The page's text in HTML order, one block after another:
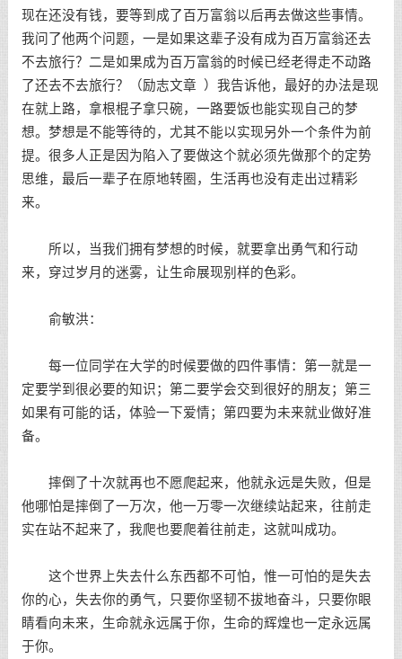
现在还没有钱，要等到成了百万富翁以后再去做这些事情。
我问了他两个问题，一是如果这辈子没有成为百万富翁还去
不去旅行？二是如果成为百万富翁的时候已经老得走不动路
了还去不去旅行？（励志文章
）我告诉他，最好的办法是现
在就上路，拿根棍子拿只碗，一路要饭也能实现自己的梦
想。梦想是不能等待的，尤其不能以实现另外一个条件为前
提。很多人正是因为陷入了要做这个就必须先做那个的定势
思维，最后一辈子在原地转圈，生活再也没有走出过精彩
来。
所以，当我们拥有梦想的时候，就要拿出勇气和行动
来，穿过岁月的迷雾，让生命展现别样的色彩。
俞敏洪：
每一位同学在大学的时候要做的四件事情：第一就是一
定要学到很必要的知识；第二要学会交到很好的朋友；第三
如果有可能的话，体验一下爱情；第四要为未来就业做好准
备。
摔倒了十次就再也不愿爬起来，他就永远是失败，但是
他哪怕是摔倒了一万次，他一万零一次继续站起来，往前走
实在站不起来了，我爬也要爬着往前走，这就叫 成功。
这个世界上失去什么东西都不可怕，惟一可怕的是失去
你的心，失去你的勇气，只要你坚韧不拔地奋斗，只要你眼
睛看向未来，生命就永远属于你，生命的辉煌也一定永远属
于你。